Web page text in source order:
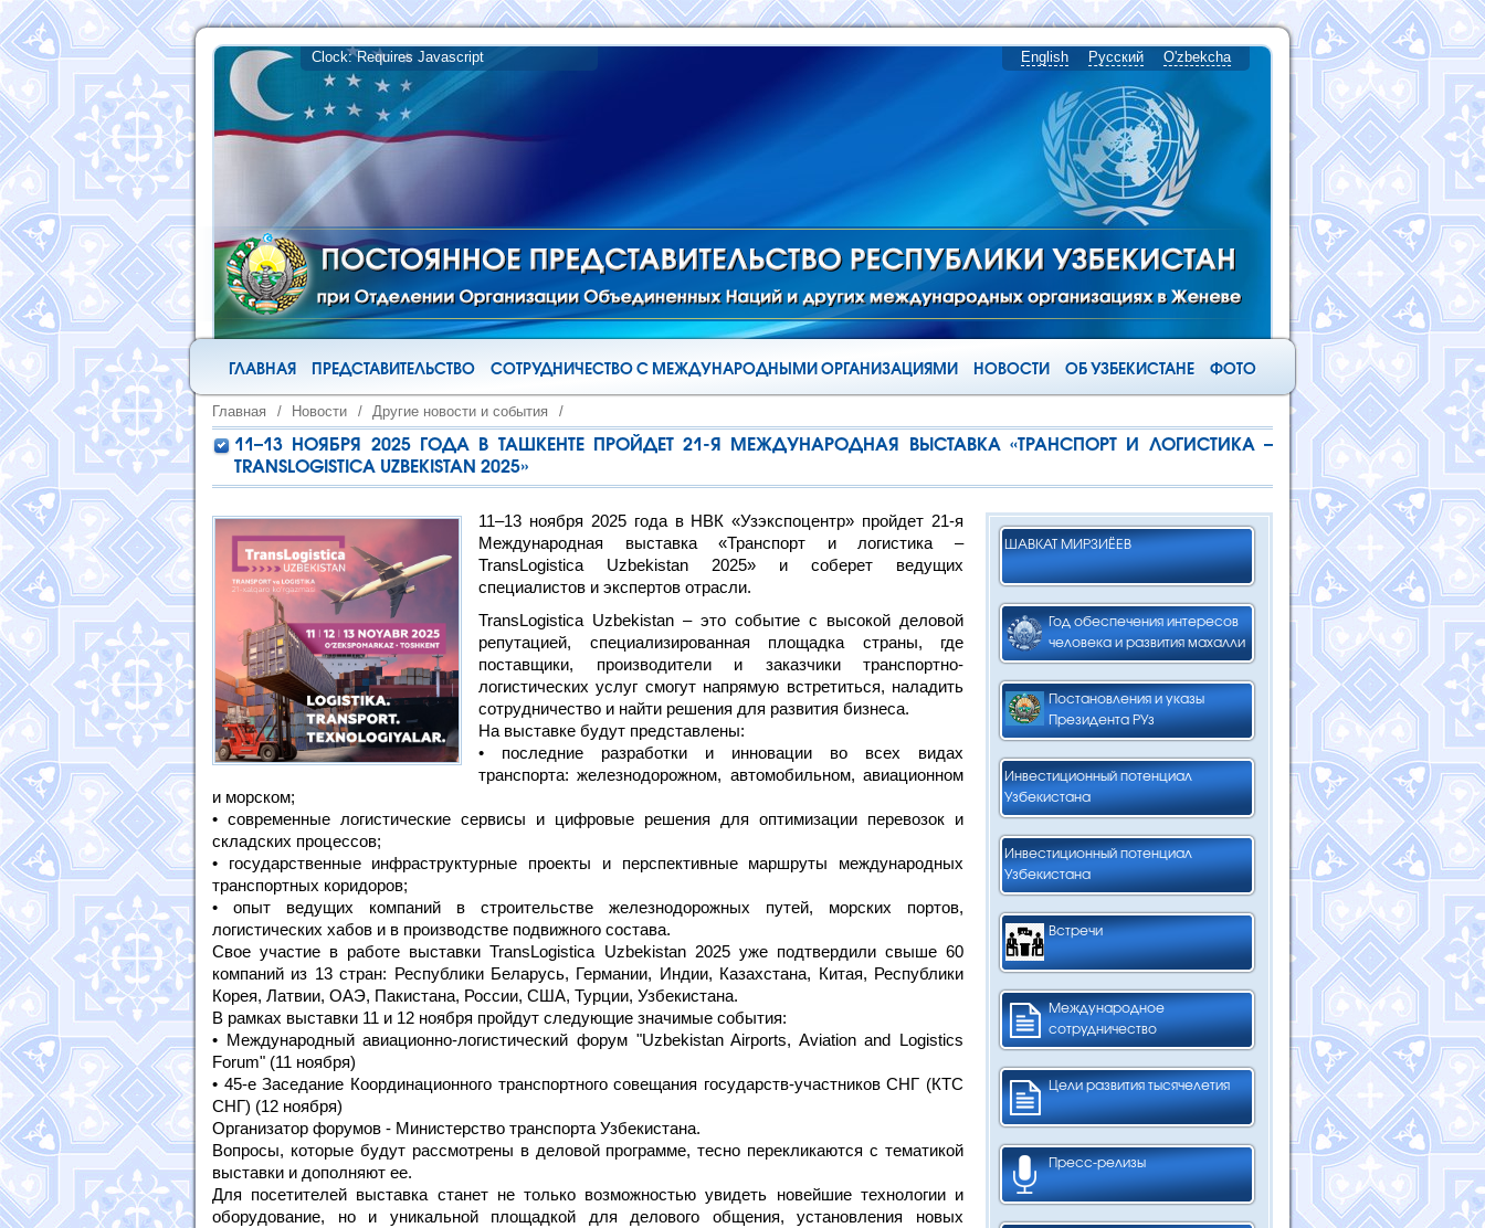
English Русский O'zbekcha
ГЛАВНАЯ ПРЕДСТАВИТЕЛЬСТВО СОТРУДНИЧЕСТВО С МЕЖДУНАРОДНЫМИ ОРГАНИЗАЦИЯМИ НОВОСТИ ОБ УЗБЕКИСТАНЕ ФОТО
Главная / Новости / Другие новости и события /
11–13 НОЯБРЯ 2025 ГОДА В ТАШКЕНТЕ ПРОЙДЕТ 21-Я МЕЖДУНАРОДНАЯ ВЫСТАВКА «ТРАНСПОРТ И ЛОГИСТИКА –
TRANSLOGISTICA UZBEKISTAN 2025»
ШАВКАТ МИРЗИЁЕВ
Год обеспечения интересов
человека и развития махалли
Постановления и указы
Президента РУз
Инвестиционный потенциал
Узбекистана
Инвестиционный потенциал
Узбекистана
Встречи
Международное
сотрудничество
Цели развития тысячелетия
Пресс-релизы
11–13 ноября 2025 года в НВК «Узэкспоцентр» пройдет 21-я
Международная выставка «Транспорт и логистика –
TransLogistica Uzbekistan 2025» и соберет ведущих
специалистов и экспертов отрасли.
TransLogistica Uzbekistan – это событие с высокой деловой
репутацией, специализированная площадка страны, где
поставщики, производители и заказчики транспортно-
логистических услуг смогут напрямую встретиться, наладить
сотрудничество и найти решения для развития бизнеса.
На выставке будут представлены:
• последние разработки и инновации во всех видах
транспорта: железнодорожном, автомобильном, авиационном
и морском;
• современные логистические сервисы и цифровые решения для оптимизации перевозок и
складских процессов;
• государственные инфраструктурные проекты и перспективные маршруты международных
транспортных коридоров;
• опыт ведущих компаний в строительстве железнодорожных путей, морских портов,
логистических хабов и в производстве подвижного состава.
Свое участие в работе выставки TransLogistica Uzbekistan 2025 уже подтвердили свыше 60
компаний из 13 стран: Республики Беларусь, Германии, Индии, Казахстана, Китая, Республики
Корея, Латвии, ОАЭ, Пакистана, России, США, Турции, Узбекистана.
В рамках выставки 11 и 12 ноября пройдут следующие значимые события:
• Международный авиационно-логистический форум "Uzbekistan Airports, Aviation and Logistics
Forum" (11 ноября)
• 45-е Заседание Координационного транспортного совещания государств-участников СНГ (КТС
СНГ) (12 ноября)
Организатор форумов - Министерство транспорта Узбекистана.
Вопросы, которые будут рассмотрены в деловой программе, тесно перекликаются с тематикой
выставки и дополняют ее.
Для посетителей выставка станет не только возможностью увидеть новейшие технологии и
оборудование, но и уникальной площадкой для делового общения, установления новых